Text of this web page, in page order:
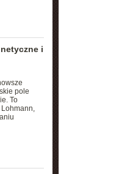
i
pole
To